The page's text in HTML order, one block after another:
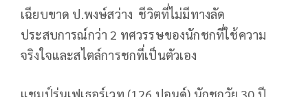
เฉียบขาด ป.พงษ์สว่าง ชีวิตที่ไม่มีทางลัด
ประสบการณ์กว่า 2 ทศวรรษของนักชกที่ใช้ความ
จริงใจและสไตล์การชกที่เป็นตัวเอง
แชมป์รุ่นเฟเธอร์เวท (126 ปอนด์) นักชกวัย 30 ปี